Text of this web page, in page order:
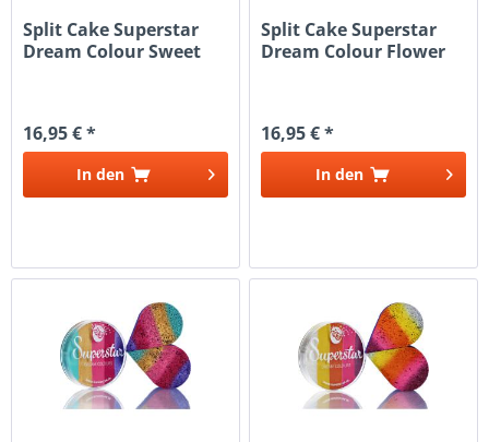
Split Cake Superstar
Dream Colour Sweet
16,95 € *
In den
Split Cake Superstar
Dream Colour Flower
16,95 € *
In den